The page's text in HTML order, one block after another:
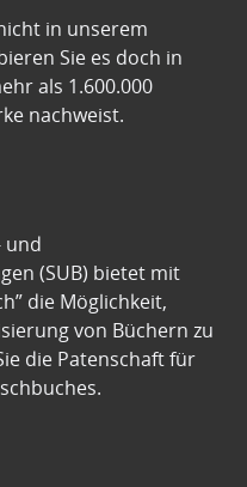
in unserem
Sie es doch in
als 1.600.000
nachweist.
und
(SUB) bietet mit
die Möglichkeit,
von Büchern zu
die Patenschaft für